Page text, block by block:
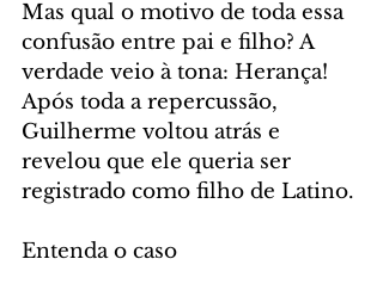
Mas qual o motivo de toda essa
confusão entre pai e filho? A
verdade veio à tona: Herança!
Após toda a repercussão,
Guilherme voltou atrás e
revelou que ele queria ser
registrado como filho de Latino.
Entenda o caso